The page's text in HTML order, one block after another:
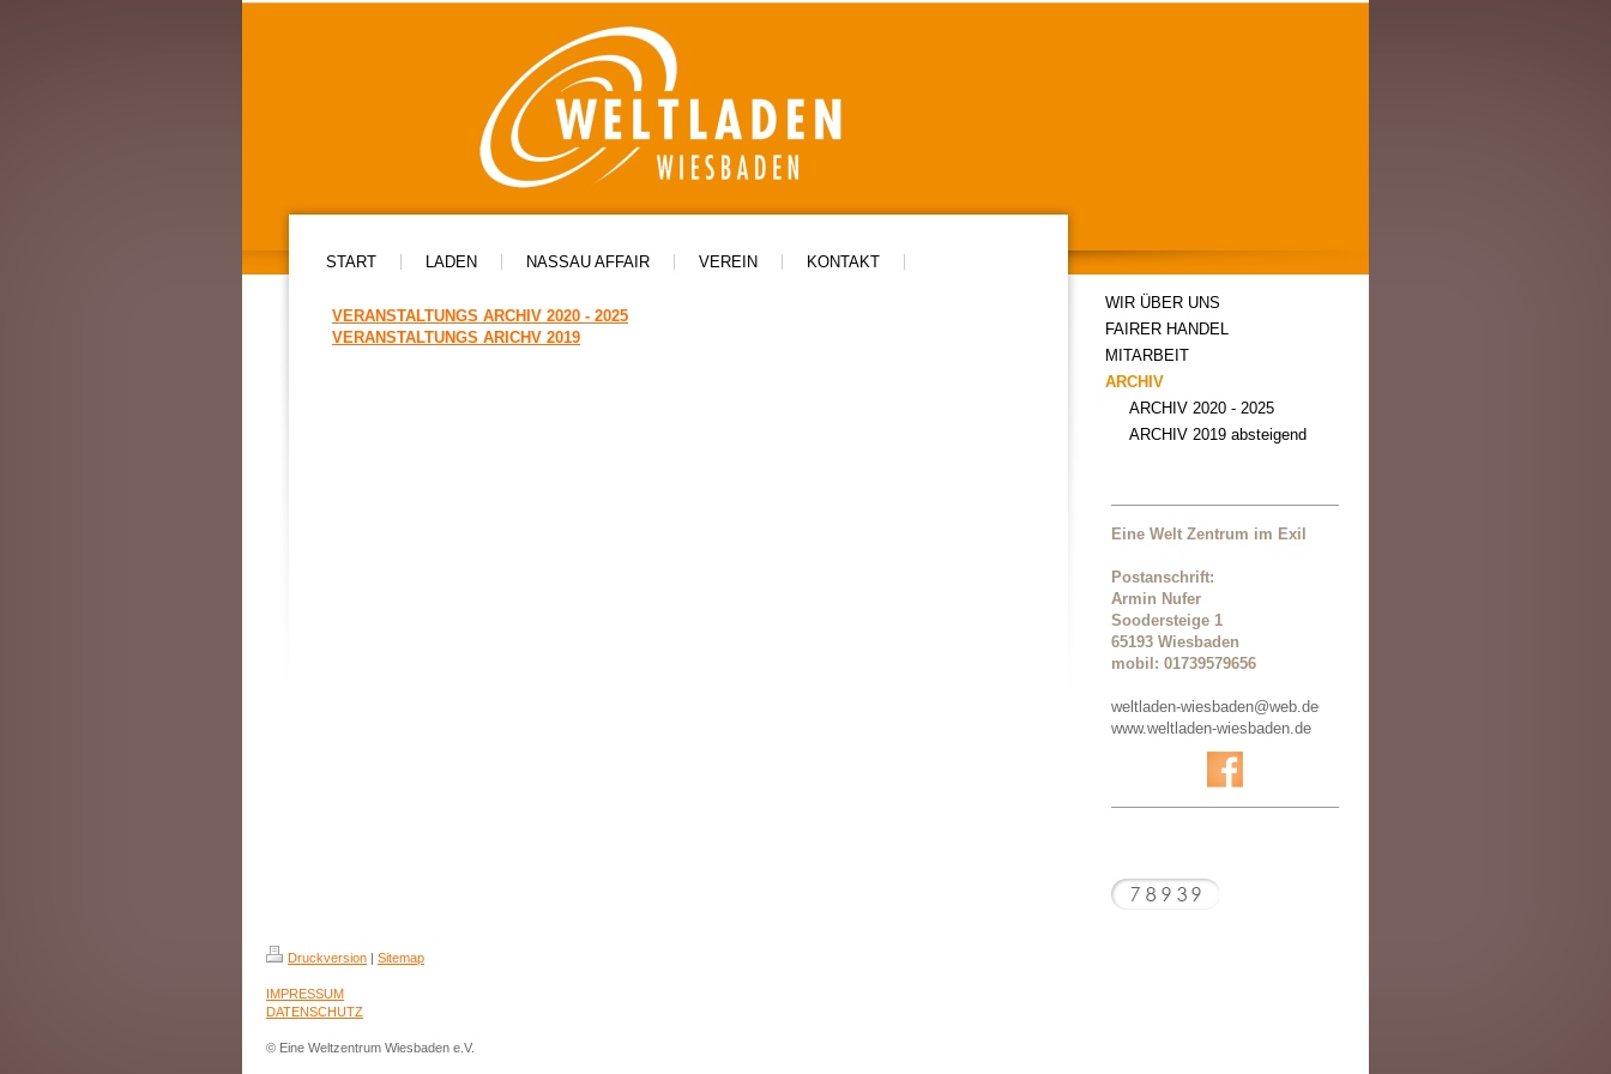
START LADEN NASSAU AFFAIR VEREIN KONTAKT
VERANSTALTUNGS ARCHIV 2020 - 2025
VERANSTALTUNGS ARICHV 2019
WIR ÜBER UNS
FAIRER HANDEL
MITARBEIT
ARCHIV
ARCHIV 2020 - 2025
ARCHIV 2019 absteigend
Eine Welt Zentrum im Exil
Postanschrift:
Armin Nufer
Soodersteige 1
65193 Wiesbaden
mobil: 01739579656
weltladen-wiesbaden@web.de
www.weltladen-wiesbaden.de
Druckversion | Sitemap
IMPRESSUM
DATENSCHUTZ
© Eine Weltzentrum Wiesbaden e.V.